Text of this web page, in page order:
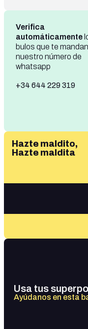
Verifica
automáticamente
bulos que te
nuestro número de
whatsapp
+34 644 229 319
Hazte maldito,
Hazte maldita
Usa tus
Ayúdanos en esta